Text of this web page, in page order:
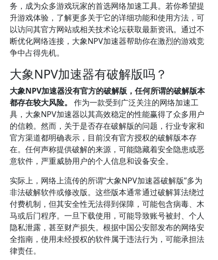
务，成为众多游戏玩家的首选网络加速工具。若你希望提
升游戏体验，了解更多关于它的详细功能和使用方法，可
以访问其官方网站或相关技术论坛获取最新资讯。通过不
断优化网络连接，大象NPV加速器帮助你在激烈的游戏竞
争中占得先机。
大象NPV加速器有破解版吗？
大象NPV加速器没有官方的破解版，任何所谓的破解版本
都存在较大风险。
作为一款受到广泛关注的网络加速工
具，大象NPV加速器以其高效稳定的性能赢得了众多用户
的信赖。然而，关于是否存在破解版的问题，行业专家和
官方渠道都明确表示，目前没有官方授权的破解版本存
在。任何声称提供破解的来源，可能隐藏着安全隐患或恶
意软件，严重威胁用户的个人信息和设备安全。
实际上，网络上流传的所谓“大象NPV加速器破解版”多为
非法破解软件或修改版。这些版本通常通过破解算法绕过
付费机制，但其安全性无法得到保障，可能包含病毒、木
马或后门程序。一旦下载使用，可能导致账号被封、个人
隐私泄露，甚至财产损失。根据中国公安部发布的网络安
全指南，使用未经授权的软件属于违法行为，可能承担法
律责任。